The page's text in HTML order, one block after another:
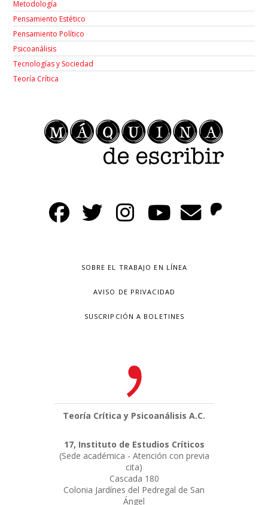
Metodología
Pensamiento Estético
Pensamiento Político
Psicoanálisis
Tecnologías y Sociedad
Teoría Crítica
SOBRE EL TRABAJO EN LÍNEA
AVISO DE PRIVACIDAD
SUSCRIPCIÓN A BOLETINES
Teoría Crítica y Psicoanálisis A.C.
17, Instituto de Estudios Críticos
(Sede académica - Atención con previa
cita)
Cascada 180
Colonia Jardínes del Pedregal de San
Ángel